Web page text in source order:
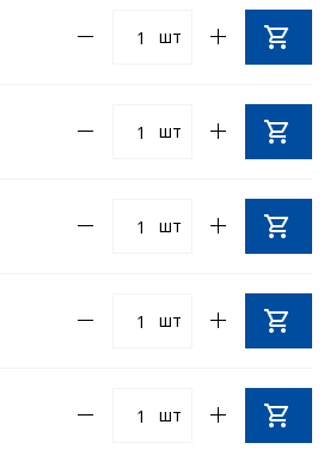
шт
шт
шт
шт
шт